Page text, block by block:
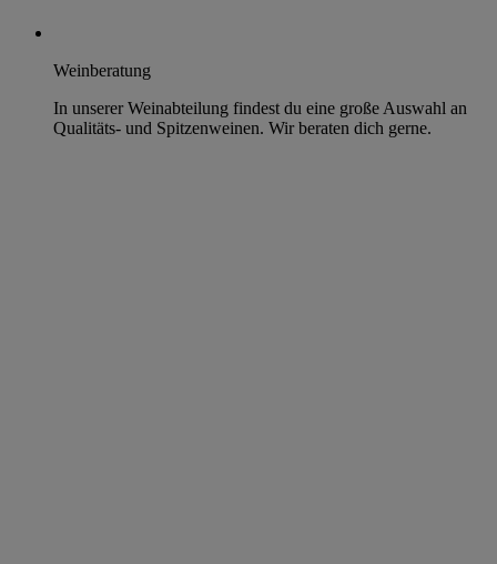
Weinberatung
In unserer Weinabteilung findest du eine große Auswahl an
Qualitäts- und Spitzenweinen. Wir beraten dich gerne.